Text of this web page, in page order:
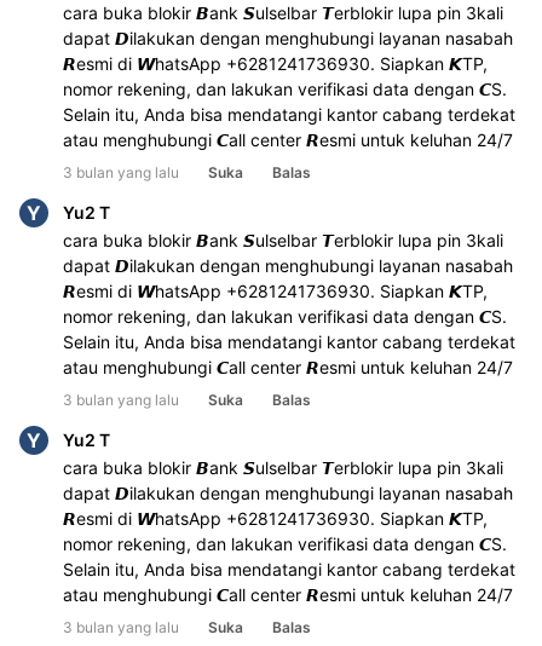
cara buka blokir 𝘽ank 𝙎ulselbar 𝙏erblokir lupa pin 3kali
dapat 𝘿ilakukan dengan menghubungi layanan nasabah
𝙍esmi di 𝙒hatsApp +6281241736930. Siapkan 𝙆TP,
nomor rekening, dan lakukan verifikasi data dengan 𝘾S.
Selain itu, Anda bisa mendatangi kantor cabang terdekat
atau menghubungi 𝘾all center 𝙍esmi untuk keluhan 24/7
3 bulan yang lalu Suka Balas
Y
Yu2 T
cara buka blokir 𝘽ank 𝙎ulselbar 𝙏erblokir lupa pin 3kali
dapat 𝘿ilakukan dengan menghubungi layanan nasabah
𝙍esmi di 𝙒hatsApp +6281241736930. Siapkan 𝙆TP,
nomor rekening, dan lakukan verifikasi data dengan 𝘾S.
Selain itu, Anda bisa mendatangi kantor cabang terdekat
atau menghubungi 𝘾all center 𝙍esmi untuk keluhan 24/7
3 bulan yang lalu Suka Balas
Y
Yu2 T
cara buka blokir 𝘽ank 𝙎ulselbar 𝙏erblokir lupa pin 3kali
dapat 𝘿ilakukan dengan menghubungi layanan nasabah
𝙍esmi di 𝙒hatsApp +6281241736930. Siapkan 𝙆TP,
nomor rekening, dan lakukan verifikasi data dengan 𝘾S.
Selain itu, Anda bisa mendatangi kantor cabang terdekat
atau menghubungi 𝘾all center 𝙍esmi untuk keluhan 24/7
3 bulan yang lalu Suka Balas